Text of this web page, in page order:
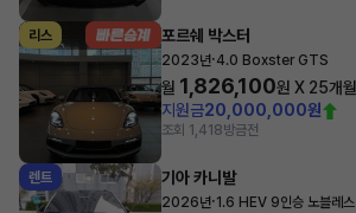
리스 포르쉐 박스터
2023년·4.0 Boxster GTS
월 1,826,100원 X 25개월
지원금20,000,000원
조회 1,418방금전
렌트 기아 카니발
2026년·1.6 HEV 9인승 노블레스